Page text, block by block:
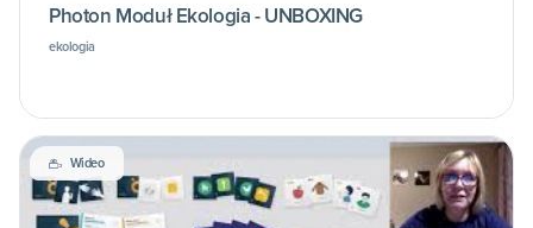
Photon Moduł Ekologia - UNBOXING
ekologia
Wideo